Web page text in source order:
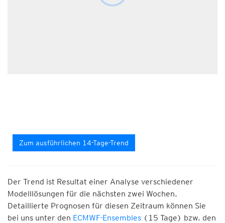
Zum ausführlichen 14-Tage-Trend
Der Trend ist Resultat einer Analyse verschiedener
Modelllösungen für die nächsten zwei Wochen.
Detaillierte Prognosen für diesen Zeitraum können Sie
bei uns unter den ECMWF-Ensembles (15 Tage) bzw. den